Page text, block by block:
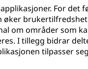
For det
øker
om områder som
I tillegg bidrar
tilpasser